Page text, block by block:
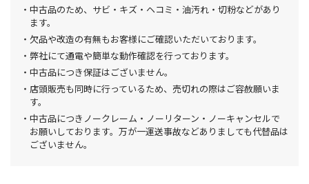
中古品のため、サビ・キズ・ヘコミ・油汚れ・切粉などがあり
ます。
欠品や改造の有無もお客様にご確認いただいております。
弊社にて通電や簡単な動作確認を行っております。
中古品につき保証はございません。
店頭販売も同時に行っているため、売切れの際はご容赦願いま
す。
中古品につきノークレーム・ノーリターン・ノーキャンセルで
お願いしております。万が一運送事故などありましても代替品は
ございません。